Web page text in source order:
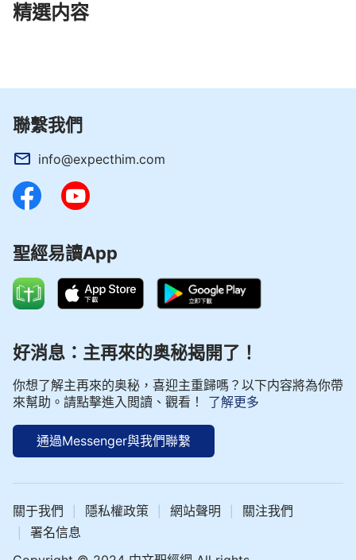
精選内容
聯繫我們
info@expecthim.com
聖經易讀App
好消息：主再來的奥秘揭開了！
你想了解主再來的奥秘，喜迎主重歸嗎？以下内容將為你帶
來幫助。請點擊進入閲讀、觀看！
了解更多
通過Messenger與我們聯繫
關于我們 隱私權政策 網站聲明 關注我們
署名信息